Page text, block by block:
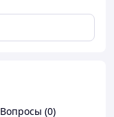
и
Вопросы (0)